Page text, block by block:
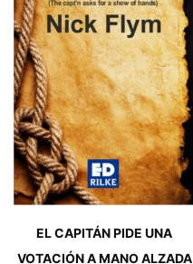
cantidad
EL CAPITÁN PIDE UNA
VOTACIÓN A MANO ALZADA